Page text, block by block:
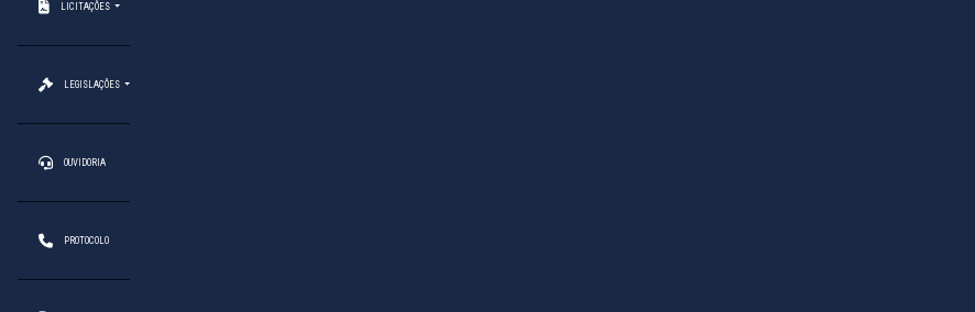
LICITAÇÕES
LEGISLAÇÕES
OUVIDORIA
PROTOCOLO